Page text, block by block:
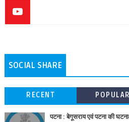
SOCIAL SHARE
RECENT POPULAR
पटना : बेगूसराय एवं पटना की